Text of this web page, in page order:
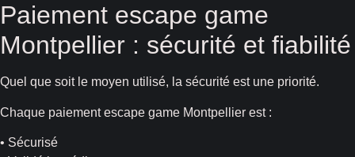
Paiement escape game
Montpellier : sécurité et fiabilité
Quel que soit le moyen utilisé, la sécurité est une priorité.
Chaque paiement escape game Montpellier est :
• Sécurisé